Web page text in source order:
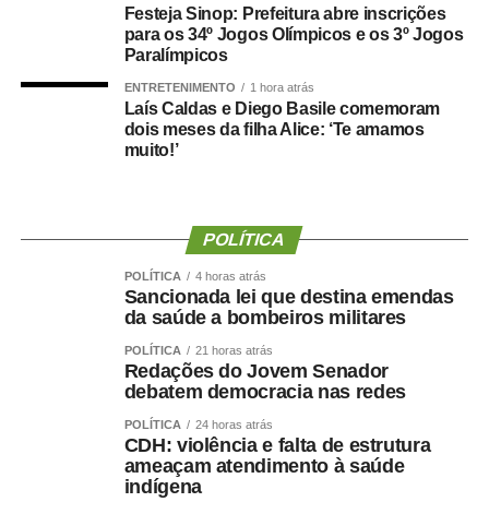
“Eu, em nome do Selecon, também agradeço ao
deputado porque, de fato, fizemos um concurso histórico,
graças à oportunidade que o Juca nos deu para
realizarmos esse concurso com qualidade e segurança,
mas, acima de tudo, com muita transparência”, declarou o
presidente da instituição.
valorização do serviço público por meio de concursos
realizados com responsabilidade, transparência e
igualdade de oportunidades para todos os candidatos.
COMENTE ABAIXO:
WhatsApp
Facebook
Twitter
Messenger
LinkedIn
Share
Festeja Sinop: Prefeitura abre inscrições
para os 34º Jogos Olímpicos e os 3º Jogos
Paralímpicos
ENTRETENIMENTO 1 hora atrás
Laís Caldas e Diego Basile comemoram
dois meses da filha Alice: ‘Te amamos
muito!’
POLÍTICA
POLÍTICA 4 horas atrás
Sancionada lei que destina emendas
da saúde a bombeiros militares
POLÍTICA 21 horas atrás
Redações do Jovem Senador
debatem democracia nas redes
POLÍTICA 24 horas atrás
CDH: violência e falta de estrutura
ameaçam atendimento à saúde
indígena